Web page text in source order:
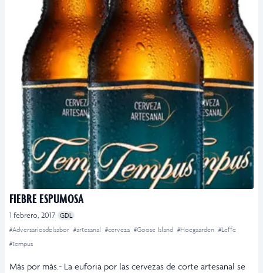
FIEBRE ESPUMOSA
1 febrero, 2017 GDL
#Adversariosdelsabor #artesanal #cerveza #Goose Island #Hoegaarden #Leffe
#tempus
Más por más.- La euforia por las cervezas de corte artesanal se